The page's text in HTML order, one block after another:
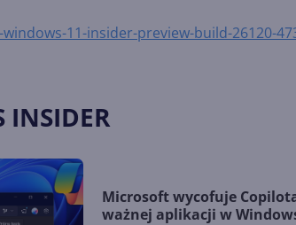
11-insider-preview-build-26120-
INSIDER
Microsoft wycofuje
ważnej aplikacji w